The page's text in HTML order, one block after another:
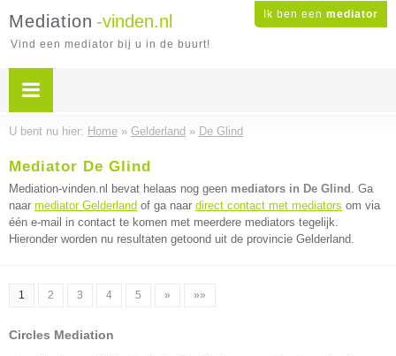
Ik ben een mediator
Mediation -vinden.nl
Vind een mediator bij u in de buurt!
U bent nu hier: Home » Gelderland » De Glind
Mediator De Glind
Mediation-vinden.nl bevat helaas nog geen mediators in De Glind . Ga
naar mediator Gelderland of ga naar direct contact met mediators om via
één e-mail in contact te komen met meerdere mediators tegelijk.
Hieronder worden nu resultaten getoond uit de provincie Gelderland.
1 2 3 4 5 » »»
Circles Mediation